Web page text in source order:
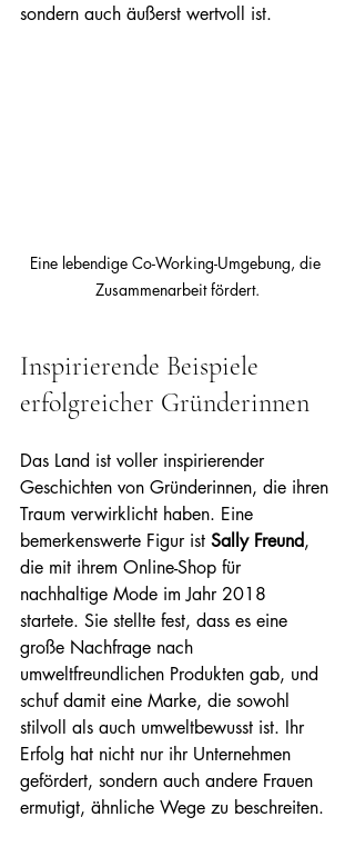
sondern auch äußerst wertvoll ist.
Eine lebendige Co-Working-Umgebung, die
Zusammenarbeit fördert.
Inspirierende Beispiele
erfolgreicher Gründerinnen
Das Land ist voller inspirierender
Geschichten von Gründerinnen, die ihren
Traum verwirklicht haben. Eine
bemerkenswerte Figur ist Sally Freund,
die mit ihrem Online-Shop für
nachhaltige Mode im Jahr 2018
startete. Sie stellte fest, dass es eine
große Nachfrage nach
umweltfreundlichen Produkten gab, und
schuf damit eine Marke, die sowohl
stilvoll als auch umweltbewusst ist. Ihr
Erfolg hat nicht nur ihr Unternehmen
gefördert, sondern auch andere Frauen
ermutigt, ähnliche Wege zu beschreiten.